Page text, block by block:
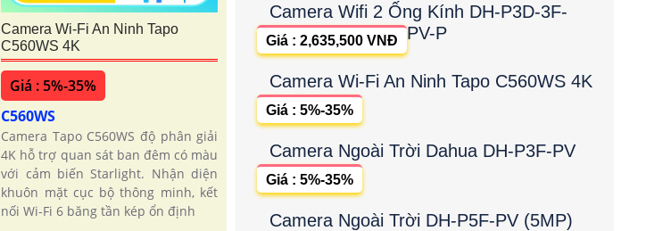
'
Camera Wi-Fi An Ninh Tapo
C560WS 4K
Giá : 5%-35%
C560WS
Camera Tapo C560WS độ phân giải
4K hỗ trợ quan sát ban đêm có màu
với cảm biến Starlight. Nhận diện
khuôn mặt cục bộ thông minh, kết
nối Wi-Fi 6 băng tần kép ổn định
Camera Wifi 2 Ống Kính DH-P3D-3F-
PV-P
Giá : 2,635,500 VNĐ
Camera Wi-Fi An Ninh Tapo C560WS 4K
Giá : 5%-35%
Camera Ngoài Trời Dahua DH-P3F-PV
Giá : 5%-35%
Camera Ngoài Trời DH-P5F-PV (5MP)